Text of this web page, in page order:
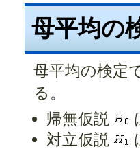
母平均の
母平均の検定
る。
帰無仮説
対立仮説